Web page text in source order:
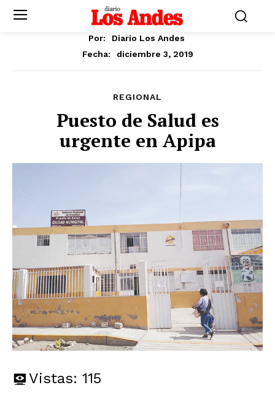
Por:
Diario Los Andes
Fecha:
diciembre 3, 2019
REGIONAL
Puesto de Salud es
urgente en Apipa
Vistas: 115